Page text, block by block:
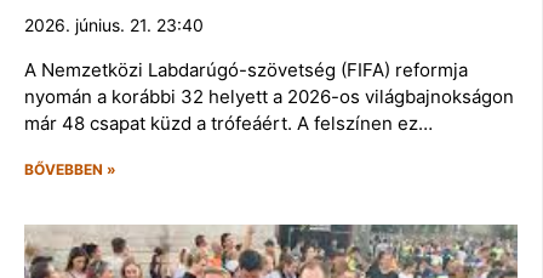
2026. június. 21. 23:40
A Nemzetközi Labdarúgó-szövetség (FIFA) reformja
nyomán a korábbi 32 helyett a 2026-os világbajnokságon
már 48 csapat küzd a trófeáért. A felszínen ez…
BŐVEBBEN »